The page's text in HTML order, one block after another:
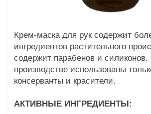
Крем-маска для рук содержит
ингредиентов растительного
содержит парабенов и силиконов.
производстве использованы
консерванты и красители.
АКТИВНЫЕ ИНГРЕДИЕНТЫ: